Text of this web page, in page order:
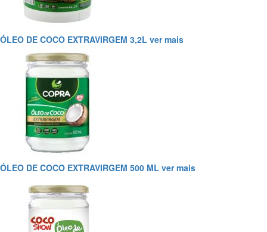
ÓLEO DE COCO EXTRAVIRGEM 3,2L ver mais
ÓLEO DE COCO EXTRAVIRGEM 500 ML ver mais